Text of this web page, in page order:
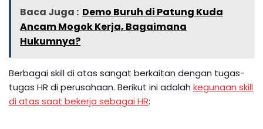
Baca Juga : Demo Buruh di Patung Kuda
Ancam Mogok Kerja, Bagaimana
Hukumnya?
Berbagai skill di atas sangat berkaitan dengan tugas-
tugas HR di perusahaan. Berikut ini adalah kegunaan skill
di atas saat bekerja sebagai HR: